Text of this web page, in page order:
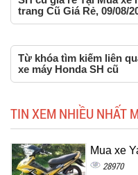
trang Cũ Giá Rẻ, 09/08/
Từ khóa tìm kiếm liên
xe máy Honda SH cũ
TIN XEM NHIỀU NHẤT
Mua xe
28970